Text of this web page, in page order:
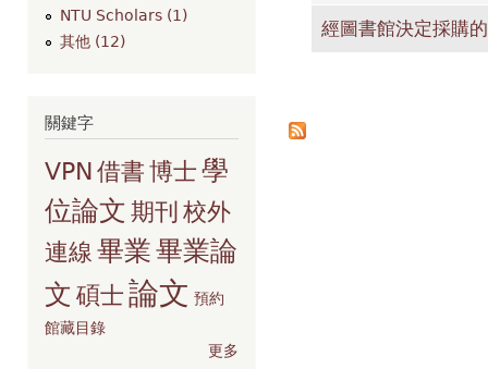
NTU Scholars (1)
其他 (12)
關鍵字
VPN借書博士學
位論文 期刊 校外
連線 畢業畢業論
文 碩士論文 預約
館藏目錄
更多
經圖書館決定採購